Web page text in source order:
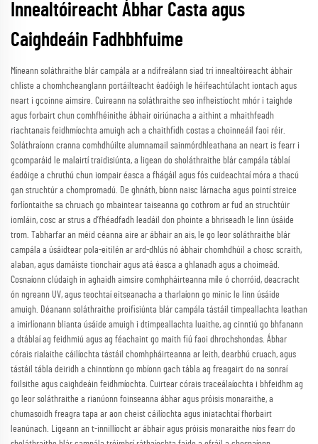
Innealtóireacht Ábhar Casta agus
Caighdeáin Fadhbhfuime
Míneann soláthraithe blár campála ar a ndifreálann siad trí innealtóireacht ábhair
chliste a chomhcheanglann portáilteacht éadóigh le héifeachtúlacht iontach agus
neart i gcoinne aimsire. Cuireann na soláthraithe seo infheistíocht mhór i taighde
agus forbairt chun comhfhéinithe ábhair oiriúnacha a aithint a mhaithfeadh
riachtanais feidhmíochta amuigh ach a chaithfidh costas a choinneáil faoi réir.
Soláthraíonn cranna comhdhúilte alumnamail sainmórdhleathana an neart is fearr i
gcomparáid le malairtí traidisiúnta, a ligean do sholáthraithe blár campála táblaí
éadóige a chruthú chun iompair éasca a fhágáil agus fós cuideachtaí móra a thacú
gan struchtúr a chompromadú. De ghnáth, bíonn naisc lárnacha agus pointí streice
forlíontaithe sa chruach go mbaintear taiseanna go cothrom ar fud an struchtúir
iomláin, cosc ar strus a d’fhéadfadh leadáil don phointe a bhriseadh le linn úsáide
trom. Tabharfar an méid céanna aire ar ábhair an ais, le go leor soláthraithe blár
campála a úsáidtear pola-eitilén ar ard-dhlús nó ábhair chomhdhúil a chosc scraith,
alaban, agus damáiste tionchair agus atá éasca a ghlanadh agus a choimeád.
Cosnaíonn clúdaigh in aghaidh aimsire comhpháirteanna míle ó chorróid, deacracht
ón ngreann UV, agus teochtaí eitseanacha a tharlaíonn go minic le linn úsáide
amuigh. Déanann soláthraithe proifisiúnta blár campála tástáil timpeallachta leathan
a imirlíonann blianta úsáide amuigh i dtimpeallachta luaithe, ag cinntiú go bhfanann
a dtáblaí ag feidhmiú agus ag féachaint go maith fiú faoi dhrochshondas. Ábhar
córais rialaithe cáilíochta tástáil chomhpháirteanna ar leith, dearbhú cruach, agus
tástáil tábla deiridh a chinntíonn go mbíonn gach tábla ag freagairt do na sonraí
foilsithe agus caighdeáin feidhmíochta. Cuirtear córais traceálaíochta i bhfeidhm ag
go leor soláthraithe a rianúonn foinseanna ábhar agus próisis monaraithe, a
chumasoidh freagra tapa ar aon cheist cáilíochta agus iniatachtaí fhorbairt
leanúnach. Ligeann an t-innillíocht ar ábhair agus próisis monaraithe níos fearr do